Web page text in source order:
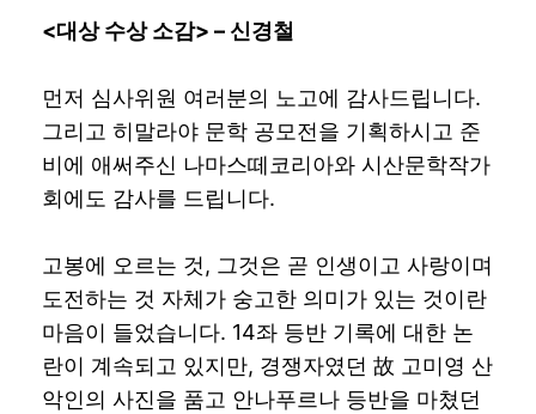
<대상 수상 소감> – 신경철
먼저 심사위원 여러분의 노고에 감사드립니다.
그리고 히말라야 문학 공모전을 기획하시고 준
비에 애써주신 나마스떼코리아와 시산문학작가
회에도 감사를 드립니다.
고봉에 오르는 것, 그것은 곧 인생이고 사랑이며
도전하는 것 자체가 숭고한 의미가 있는 것이란
마음이 들었습니다. 14좌 등반 기록에 대한 논
란이 계속되고 있지만, 경쟁자였던 故 고미영 산
악인의 사진을 품고 안나푸르나 등반을 마쳤던